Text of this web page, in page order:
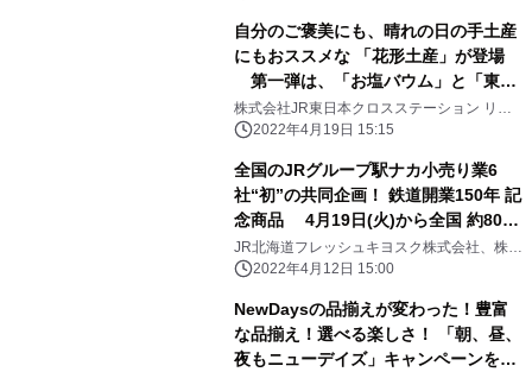
自分のご褒美にも、晴れの日の手土産
にもおススメな 「花形土産」が登場
第一弾は、「お塩バウム」と「東京
はちみつカステラ」 2022年4月21日
(木)発売！
株式会社JR東日本クロスステーション リテ
ールカンパニー
2022年4月19日 15:15
全国のJRグループ駅ナカ小売り業6
社“初”の共同企画！ 鉄道開業150年 記
念商品 4月19日(火)から全国 約800
箇所で販売
JR北海道フレッシュキヨスク株式会社、株式
会社JR東日本クロスステーション、東海キヨ
デイリーサービスネット、四国キヨスク株式
会社、JR九州リテール株式会社
2022年4月12日 15:00
NewDaysの品揃えが変わった！豊富
な品揃え！選べる楽しさ！ 「朝、昼、
夜もニューデイズ」キャンペーンを実